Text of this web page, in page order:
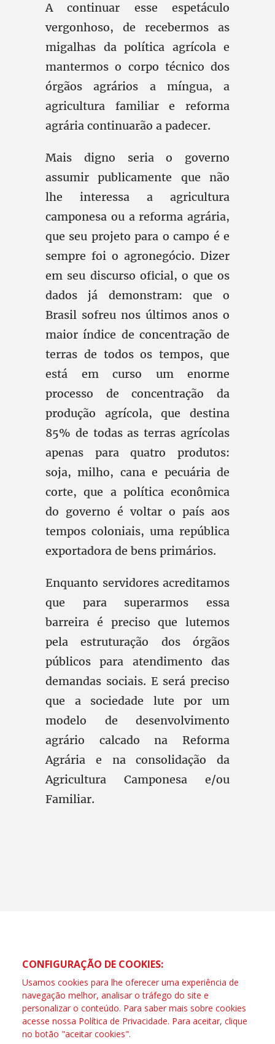
A continuar esse espetáculo
vergonhoso, de recebermos as
migalhas da política agrícola e
mantermos o corpo técnico dos
órgãos agrários a míngua, a
agricultura familiar e reforma
agrária continuarão a padecer.
Mais digno seria o governo
assumir publicamente que não
lhe interessa a agricultura
camponesa ou a reforma agrária,
que seu projeto para o campo é e
sempre foi o agronegócio. Dizer
em seu discurso oficial, o que os
dados já demonstram: que o
Brasil sofreu nos últimos anos o
maior índice de concentração de
terras de todos os tempos, que
está em curso um enorme
processo de concentração da
produção agrícola, que destina
85% de todas as terras agrícolas
apenas para quatro produtos:
soja, milho, cana e pecuária de
corte, que a política econômica
do governo é voltar o país aos
tempos coloniais, uma república
exportadora de bens primários.
Enquanto servidores acreditamos
que para superarmos essa
barreira é preciso que lutemos
pela estruturação dos órgãos
públicos para atendimento das
demandas sociais. E será preciso
que a sociedade lute por um
modelo de desenvolvimento
agrário calcado na Reforma
Agrária e na consolidação da
Agricultura Camponesa e/ou
Familiar.
CONFIGURAÇÃO DE COOKIES:
Usamos cookies para lhe oferecer uma experiência de
navegação melhor, analisar o tráfego do site e
personalizar o conteúdo. Para saber mais sobre cookies
acesse nossa Política de Privacidade. Para aceitar, clique
no botão "aceitar cookies".